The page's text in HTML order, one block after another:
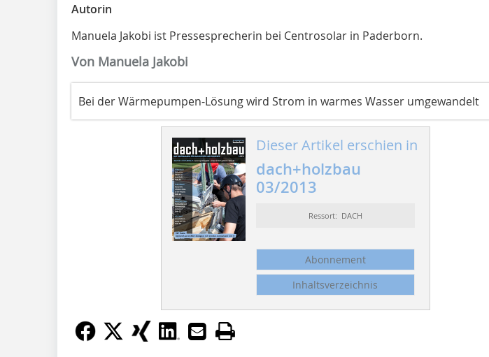
Autorin
Manuela Jakobi ist Pressesprecherin bei Centrosolar in Paderborn.
Von Manuela Jakobi
Bei der Wärmepumpen-Lösung wird Strom in warmes Wasser umgewandelt
Dieser Artikel erschien in
dach+holzbau
03/2013
Ressort: DACH
Abonnement
Inhaltsverzeichnis